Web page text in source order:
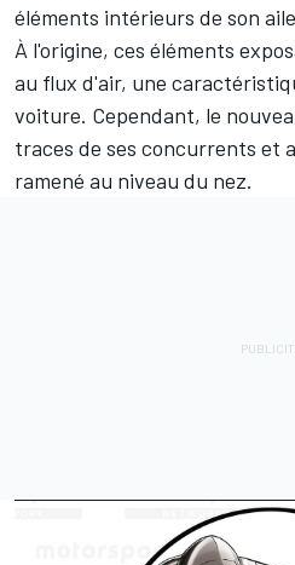
éléments intérieurs de son
À l'origine, ces éléments
au flux d'air, une
voiture. Cependant, le
traces de ses concurrents et
ramené au niveau du nez.